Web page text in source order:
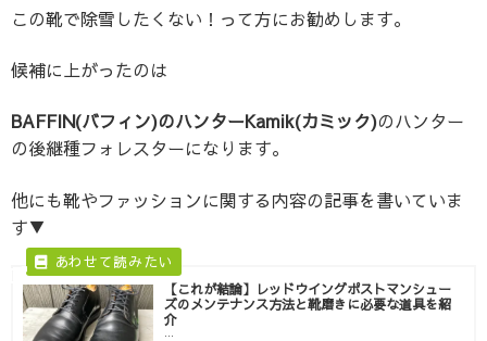
この靴で除雪したくない！ って方にお勧めします。
候補に上がったのは
BAFFIN(バフィン)のハンターKamik(カミック)のハンター
の後継種フォレスターになります。
他にも靴やファッションに関する内容の記事を書いていま
す▼
【これが結論】レッドウイングポストマンシュー
ズのメンテナンス方法と靴磨きに必要な道具を紹
介
...